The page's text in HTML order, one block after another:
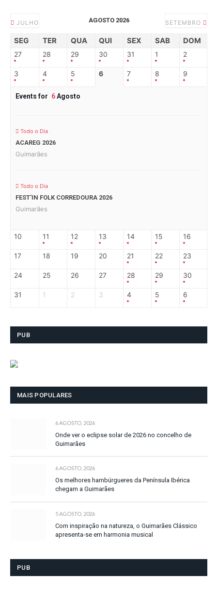
JULHO AGOSTO 2026 SETEMBRO
SEG TER QUA QUI SEX SAB DOM
27 28 29 30 31 1 2
3 4 5 6 7 8 9
Events for 6Agosto
Todo o Dia
ACAREG 2026
Guimarães
Todo o Dia
FEST’IN FOLK CORREDOURA 2026
Guimarães
10 11 12 13 14 15 16
17 18 19 20 21 22 23
24 25 26 27 28 29 30
31 1 2 3 4 5 6
PUB
MAIS POPULARES
6 AGOSTO, 2026
Onde ver o eclipse solar de 2026 no concelho de
Guimarães
6 AGOSTO, 2026
Os melhores hambúrgueres da Península Ibérica
chegam a Guimarães
5 AGOSTO, 2026
Com inspiração na natureza, o Guimarães Clássico
apresenta-se em harmonia musical
PUB